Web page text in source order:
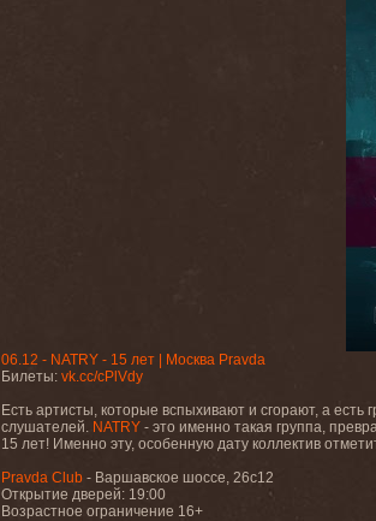
06.12 - NATRY - 15 лет | Москва Pravda
Билеты: vk.cc/cPlVdy
Есть артисты, которые вспыхивают и сгорают, а
слушателей. NATRY - это именно такая группа,
15 лет! Именно эту, особенную дату коллектив
Pravda Club - Варшавское шоссе, 26с12
Открытие дверей: 19:00
Возрастное ограничение 16+